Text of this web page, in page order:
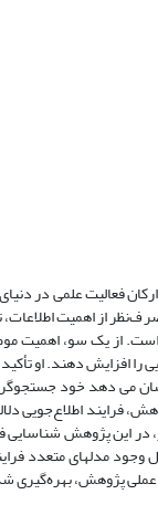
فعالیت علمی در
از اهمیت
است. از یک سو، اهمیت
را افزایش دهند. او
می دهد خود
پژوهش، فرایند اطلاع‌جویی
در این پژوهش
مدلهای متعدد
عملی پژوهش،